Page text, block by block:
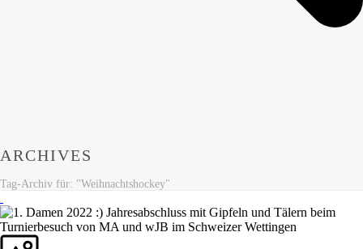
ARCHIVES
Tag-Archiv für: "Weihnachtshockey"